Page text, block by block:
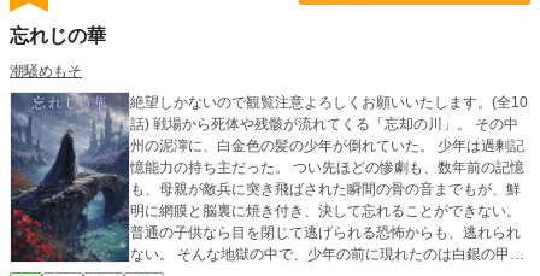
忘れじの華
潮騒めもそ
絶望しかないので観覧注意よろしくお願いいたします。(全10
話) 戦場から死体や残骸が流れてくる「忘却の川」。 その中
州の泥濘に、白金色の髪の少年が倒れていた。 少年は過剰記
憶能力の持ち主だった。 つい先ほどの惨劇も、数年前の記憶
も、母親が敵兵に突き飛ばされた瞬間の骨の音までもが、鮮
明に網膜と脳裏に焼き付き、決して忘れることができない。
普通の子供なら目を閉じて逃げられる恐怖からも、逃れられ
ない。 そんな地獄の中で、少年の前に現れたのは白銀の甲冑